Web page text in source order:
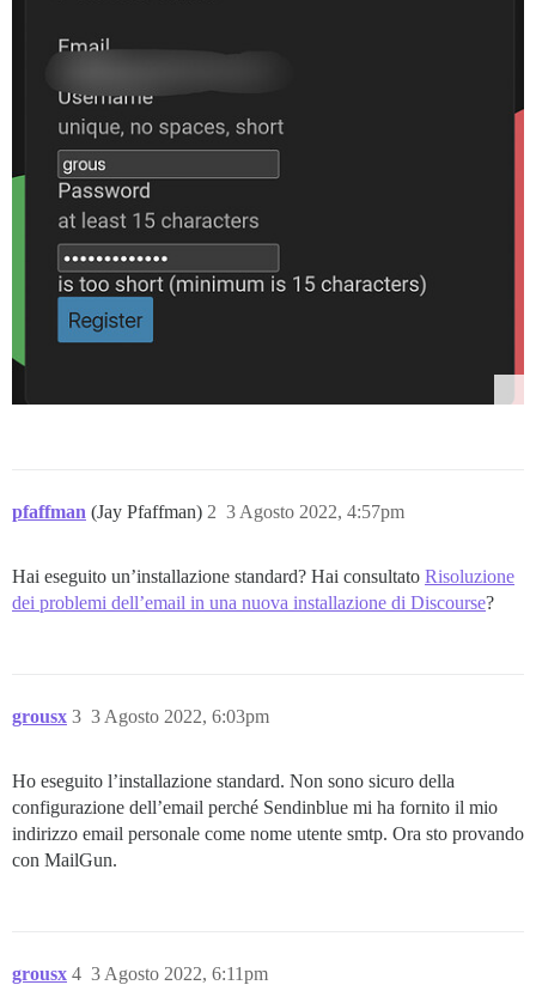
pfaffman (Jay Pfaffman) 3 Agosto 2022, 4:57pm
2
Hai eseguito un’installazione standard? Hai consultato Risoluzione
dei problemi dell’email in una nuova installazione di Discourse?
grousx 3 Agosto 2022, 6:03pm
3
Ho eseguito l’installazione standard. Non sono sicuro della
configurazione dell’email perché Sendinblue mi ha fornito il mio
indirizzo email personale come nome utente smtp. Ora sto provando
con MailGun.
grousx 3 Agosto 2022, 6:11pm
4